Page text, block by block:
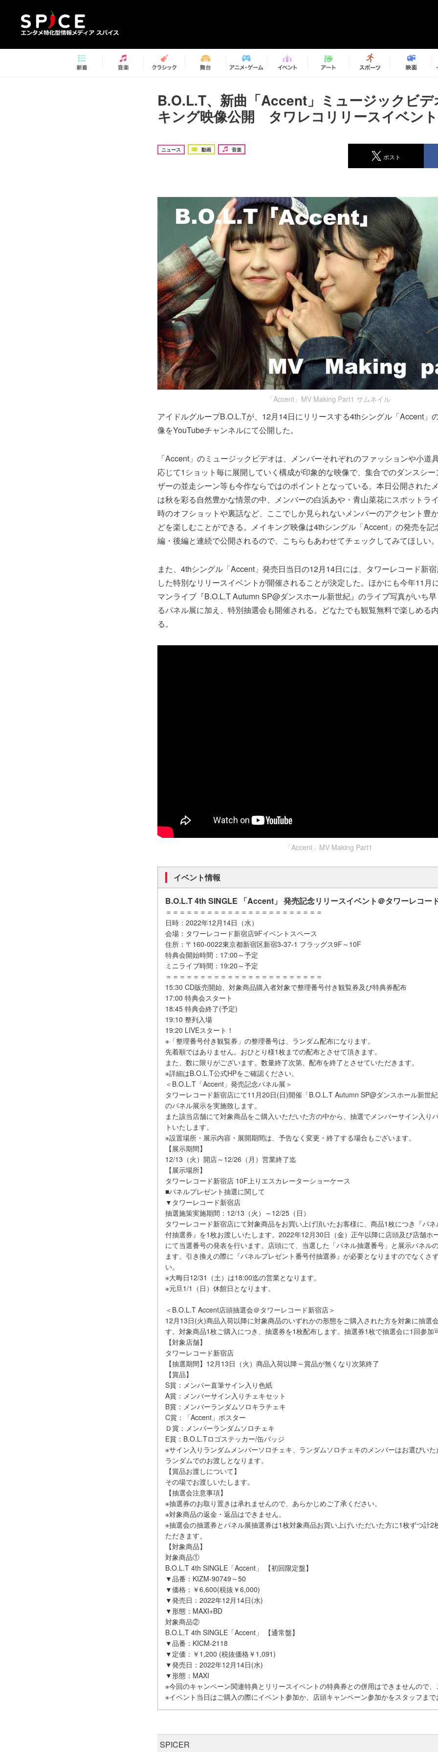
B.O.L.T、新曲「Accent」ミュージックビデ
キング映像公開 タワレコリリースイベン
ニュース 動画 音楽
ポスト
「Accent」MV Making Part1 サムネイル
アイドルグループB.O.L.Tが、12月14日にリリースする4thシングル「Accent」
像をYouTubeチャンネルにて公開した。
「Accent」のミュージックビデオは、メンバーそれぞれのファッションや小道
応じて1ショット毎に展開していく構成が印象的な映像で、集合でのダンスシ
ザーの並走シーン等も今作ならではのポイントとなっている。本日公開された
は秋を彩る自然豊かな情景の中、メンバーの白浜あや・青山菜花にスポットラ
時のオフショットや裏話など、ここでしか見られないメンバーのアクセント豊
どを楽しむことができる。メイキング映像は4thシングル「Accent」の発売を記
編・後編と連続で公開されるので、こちらもあわせてチェックしてみてほしい。
また、4thシングル「Accent」発売日当日の12月14日には、タワーレコード新
した特別なリリースイベントが開催されることが決定した。ほかにも今年11月
マンライブ『B.O.L.T Autumn SP@ダンスホール新世紀』のライブ写真がいち
るパネル展に加え、特別抽選会も開催される。どなたでも観覧無料で楽しめる
る。
「Accent」MV Making Part1
イベント情報
B.O.L.T 4th SINGLE 「Accent」 発売記念リリースイベント＠タワーレコー
＝＝＝＝＝＝＝＝＝＝＝＝＝＝＝＝＝＝＝＝＝＝＝
日時：2022年12月14日（水）
会場：タワーレコード新宿店9Fイベントスペース
住所：〒160-0022東京都新宿区新宿3-37-1 フラッグス9F～10F
特典会開始時間：17:00～予定
ミニライブ時間：19:20～予定
＝＝＝＝＝＝＝＝＝＝＝＝＝＝＝＝＝＝＝＝＝＝＝
15:30 CD販売開始、対象商品購入者対象で整理番号付き観覧券及び特典券配布
17:00 特典会スタート
18:45 特典会終了(予定)
19:10 整列入場
19:20 LIVEスタート！
※「整理番号付き観覧券」の整理番号は、ランダム配布になります。
先着順ではありません。おひとり様1枚までの配布とさせて頂きます。
また、数に限りがございます。数量終了次第、配布を終了とさせていただきます。
※詳細はB.O.L.T公式HPをご確認ください。
＜B.O.L.T「Accent」発売記念パネル展＞
タワーレコード新宿店にて11月20日(日)開催「B.O.L.T Autumn SP@ダンスホール新世
のパネル展示を実施致します。
また該当店舗にて対象商品をご購入いただいた方の中から、抽選でメンバーサイン入り
トいたします。
※設置場所・展示内容・展開期間は、予告なく変更・終了する場合もございます。
【展示期間】
12/13（火）開店～12/26（月）営業終了迄
【展示場所】
タワーレコード新宿店 10F上りエスカレーターショーケース
■パネルプレゼント抽選に関して
▼タワーレコード新宿店
抽選施策実施期間：12/13（火）～12/25（日）
タワーレコード新宿店にて対象商品をお買い上げ頂いたお客様に、商品1枚につき『パ
付抽選券』を1枚お渡しいたします。2022年12月30日（金）正午以降に店頭及び店舗ホ
にて当選番号の発表を行います。店頭にて、当選した「パネル抽選番号」と展示パネル
ます。引き換えの際に『パネルプレゼント番号付抽選券』が必要となりますのでなくさ
い。
※大晦日12/31（土）は18:00迄の営業となります。
※元旦1/1（日）休館日となります。
＜B.O.L.T Accent店頭抽選会＠タワーレコード新宿店＞
12月13日(火)商品入荷以降に対象商品のいずれかの形態をご購入された方を対象に抽選
す。対象商品1枚ご購入につき、抽選券を1枚配布します。抽選券1枚で抽選会に1回参加
【対象店舗】
タワーレコード新宿店
【抽選期間】12月13日（火）商品入荷以降～賞品が無くなり次第終了
【賞品】
S賞：メンバー直筆サイン入り色紙
A賞：メンバーサイン入りチェキセット
B賞：メンバーランダムソロキラチェキ
C賞：「Accent」ポスター
Ｄ賞：メンバーランダムソロチェキ
E賞：B.O.L.Tロゴステッカー/缶バッジ
※サイン入りランダムメンバーソロチェキ、ランダムソロチェキのメンバーはお選びいた
ランダムでのお渡しとなります。
【賞品お渡しについて】
その場でお渡しいたします。
【抽選会注意事項】
※抽選券のお取り置きは承れませんので、あらかじめご了承ください。
※対象商品の返金・返品はできません。
※抽選会の抽選券とパネル展抽選券は1枚対象商品お買い上げいただいた方に1枚ずつ計2
ただきます。
【対象商品】
対象商品①
B.O.L.T 4th SINGLE「Accent」 【初回限定盤】
▼品番：KIZM-90749～50
▼価格：￥6,600(税抜￥6,000)
▼発売日：2022年12月14日(水)
▼形態：MAXI+BD
対象商品②
B.O.L.T 4th SINGLE「Accent」 【通常盤】
▼品番：KICM-2118
▼定価：￥1,200 (税抜価格￥1,091)
▼発売日：2022年12月14日(水)
▼形態：MAXI
※今回のキャンペーン関連特典とリリースイベントの特典券との併用はできませんので、
※イベント当日はご購入の際にイベント参加か、店頭キャンペーン参加かをスタッフまで
SPICER